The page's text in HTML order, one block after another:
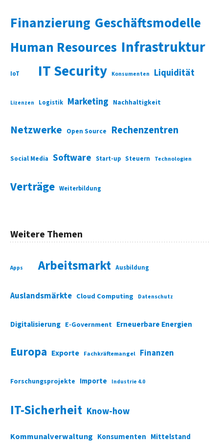
Finanzierung Geschäftsmodelle
Human Resources Infrastruktur
IoT IT Security Konsumenten Liquidität
Lizenzen Logistik Marketing Nachhaltigkeit
Netzwerke Open Source Rechenzentren
Social Media Software Start-up Steuern Technologien
Verträge Weiterbildung
Weitere Themen
Apps Arbeitsmarkt Ausbildung
Auslandsmärkte Cloud Computing Datenschutz
Digitalisierung E-Government Erneuerbare Energien
Europa Exporte Fachkräftemangel Finanzen
Forschungsprojekte Importe Industrie 4.0
IT-Sicherheit Know-how
Kommunalverwaltung Konsumenten Mittelstand